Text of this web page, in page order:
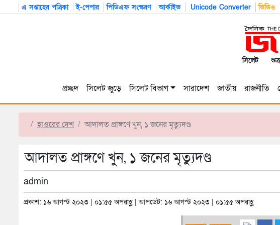
এ সপ্তাহের পত্রিকা ই-পেপার পিডিএফ সংস্করণ আর্কাইভ Unicode Converter ভিডিও
সিলেট
প্রচ্ছদ সিলেট জুড়ে সিলেট বিভাগ সারাদেশ জাতীয় রাজনীতি
হাওরের দেশ আদালত প্রাঙ্গণে খুন, ১ জনের মৃত্যুদণ্ড
আদালত প্রাঙ্গণে খুন, ১ জনের মৃত্যুদণ্ড
admin
প্রকাশ: ১৬ আগস্ট ২০২৩ | ০১:৫৫ অপরাহ্ণ | আপডেট: ১৬ আগস্ট ২০২৩ | ০১:৫৫ অপরাহ্ণ